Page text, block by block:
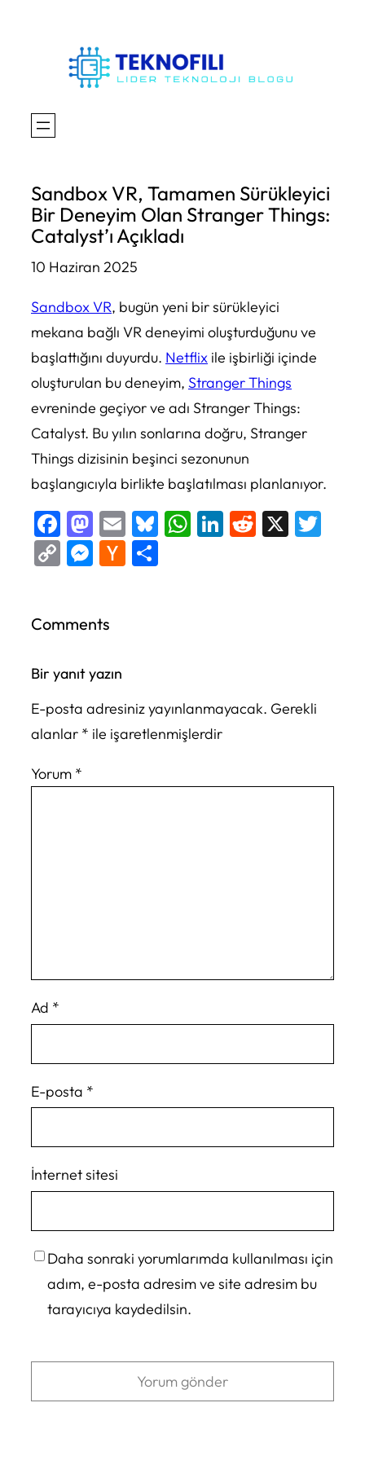
Sandbox VR, Tamamen Sürükleyici
Bir Deneyim Olan Stranger Things:
Catalyst’ı Açıkladı
10 Haziran 2025
Sandbox VR, bugün yeni bir sürükleyici
mekana bağlı VR deneyimi oluşturduğunu ve
başlattığını duyurdu. Netflix ile işbirliği içinde
oluşturulan bu deneyim, Stranger Things
evreninde geçiyor ve adı Stranger Things:
Catalyst. Bu yılın sonlarına doğru, Stranger
Things dizisinin beşinci sezonunun
başlangıcıyla birlikte başlatılması planlanıyor.
Facebook
Mastodon
EmailBluesky
WhatsApp
LinkedIn
Reddit
X
CopyMessenger
Hacker
Comments
Bir yanıt yazın
E-posta adresiniz yayınlanmayacak. Gerekli
alanlar * ile işaretlenmişlerdir
Yorum *
Ad *
E-posta *
İnternet sitesi
Daha sonraki yorumlarımda kullanılması için
adım, e-posta adresim ve site adresim bu
tarayıcıya kaydedilsin.